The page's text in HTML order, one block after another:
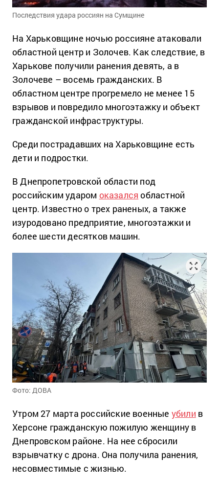
Последствия удара россиян на Сумщине
На Харьковщине ночью россияне атаковали
областной центр и Золочев. Как следствие, в
Харькове получили ранения девять, а в
Золочеве – восемь гражданских. В
областном центре прогремело не менее 15
взрывов и повредило многоэтажку и объект
гражданской инфраструктуры.
Среди пострадавших на Харьковщине есть
дети и подростки.
В Днепропетровской области под
российским ударом оказался областной
центр. Известно о трех раненых, а также
изуродовано предприятие, многоэтажки и
более шести десятков машин.
Фото: ДОВА
Утром 27 марта российские военные убили в
Херсоне гражданскую пожилую женщину в
Днепровском районе. На нее сбросили
взрывчатку с дрона. Она получила ранения,
несовместимые с жизнью.